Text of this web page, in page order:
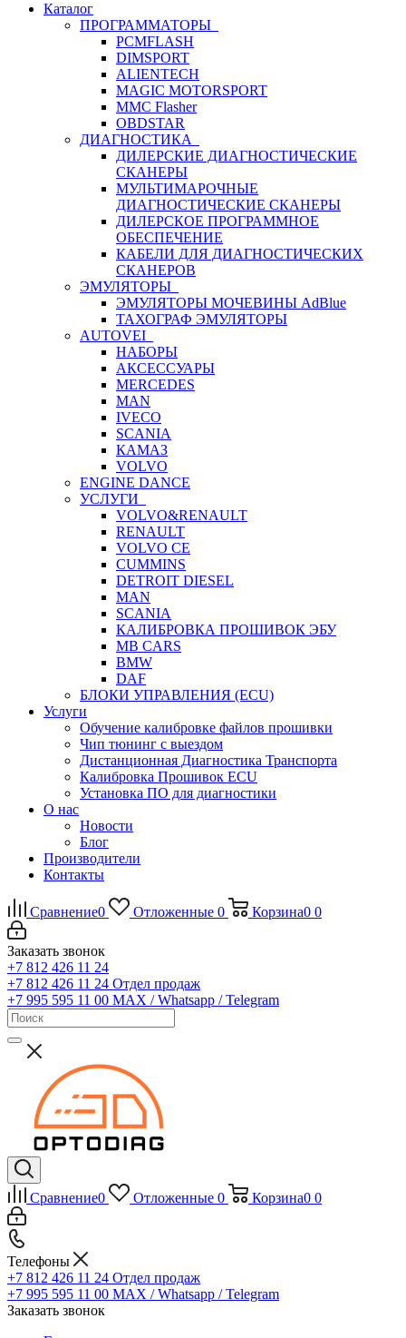
Каталог
ПРОГРАММАТОРЫ
PCMFLASH
DIMSPORT
ALIENTECH
MAGIC MOTORSPORT
MMC Flasher
OBDSTAR
ДИАГНОСТИКА
ДИЛЕРСКИЕ ДИАГНОСТИЧЕСКИЕ
СКАНЕРЫ
МУЛЬТИМАРОЧНЫЕ
ДИАГНОСТИЧЕСКИЕ СКАНЕРЫ
ДИЛЕРСКОЕ ПРОГРАММНОЕ
ОБЕСПЕЧЕНИЕ
КАБЕЛИ ДЛЯ ДИАГНОСТИЧЕСКИХ
СКАНЕРОВ
ЭМУЛЯТОРЫ
ЭМУЛЯТОРЫ МОЧЕВИНЫ АdBlue
ТАХОГРАФ ЭМУЛЯТОРЫ
AUTOVEI
НАБОРЫ
АКСЕССУАРЫ
MERCEDES
MAN
IVECO
SCANIA
КАМАЗ
VOLVO
ENGINE DANCE
УСЛУГИ
VOLVO&RENAULT
RENAULT
VOLVO CE
CUMMINS
DETROIT DIESEL
MAN
SCANIA
КАЛИБРОВКА ПРОШИВОК ЭБУ
MB CARS
BMW
DAF
БЛОКИ УПРАВЛЕНИЯ (ECU)
Услуги
Обучение калибровке файлов прошивки
Чип тюнинг с выездом
Дистанционная Диагностика Транспорта
Калибровка Прошивок ECU
Установка ПО для диагностики
О нас
Новости
Блог
Производители
Контакты
Сравнение0 Отложенные 0 Корзина0 0
Заказать звонок
+7 812 426 11 24
+7 812 426 11 24 Отдел продаж
+7 995 595 11 00 MAX / Whatsapp / Telegram
Сравнение0 Отложенные 0 Корзина0 0
Телефоны
+7 812 426 11 24 Отдел продаж
+7 995 595 11 00 MAX / Whatsapp / Telegram
Заказать звонок